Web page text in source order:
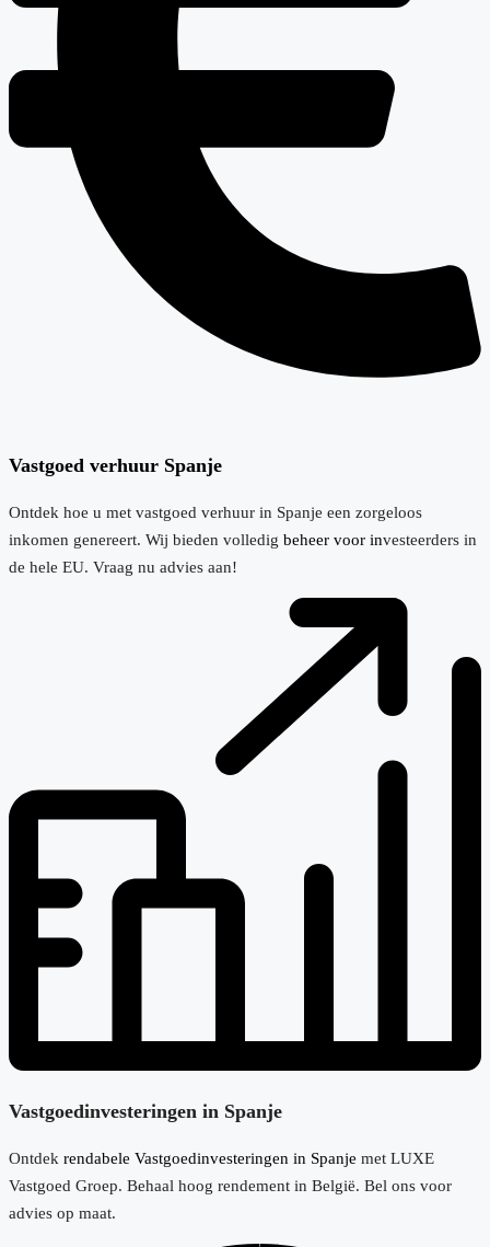
Vastgoed verhuur Spanje
Ontdek hoe u met vastgoed verhuur in Spanje een zorgeloos
inkomen genereert. Wij bieden volledig beheer voor investeerders in
de hele EU. Vraag nu advies aan!
Vastgoedinvesteringen in Spanje
Ontdek rendabele Vastgoedinvesteringen in Spanje met LUXE
Vastgoed Groep. Behaal hoog rendement in België. Bel ons voor
advies op maat.